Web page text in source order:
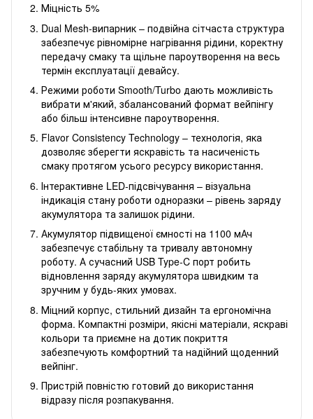
Міцність 5%
Dual Mesh-випарник – подвійна сітчаста структура
забезпечує рівномірне нагрівання рідини, коректну
передачу смаку та щільне пароутворення на весь
термін експлуатації девайсу.
Режими роботи Smooth/Turbo дають можливість
вибрати м'який, збалансований формат вейпінгу
або більш інтенсивне пароутворення.
Flavor Consistency Technology – технологія, яка
дозволяє зберегти яскравість та насиченість
смаку протягом усього ресурсу використання.
Інтерактивне LED-підсвічування – візуальна
індикація стану роботи одноразки – рівень заряду
акумулятора та залишок рідини.
Акумулятор підвищеної ємності на 1100 мАч
забезпечує стабільну та тривалу автономну
роботу. А сучасний USB Type-C порт робить
відновлення заряду акумулятора швидким та
зручним у будь-яких умовах.
Міцний корпус, стильний дизайн та ергономічна
форма. Компактні розміри, якісні матеріали, яскраві
кольори та приємне на дотик покриття
забезпечують комфортний та надійний щоденний
вейпінг.
Пристрій повністю готовий до використання
відразу після розпакування.